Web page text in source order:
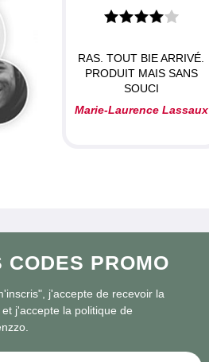
RAS. TOUT BIE ARRIVÉ.
PRODUIT MAIS SANS
SOUCI
Marie-Laurence Lassaux
CODES PROMO
j'accepte de recevoir la
j'accepte la politique de
: